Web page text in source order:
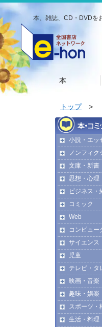
本、雑誌、CD・DVDを
本
トップ>
小説・エッ
ノンフィク
文庫・新書
思想・心理
ビジネス・
コミック
Web
コンピュー
サイエンス
児童
テレビ・タ
映画・音楽
趣味・娯楽
スポーツ・
生活・料理